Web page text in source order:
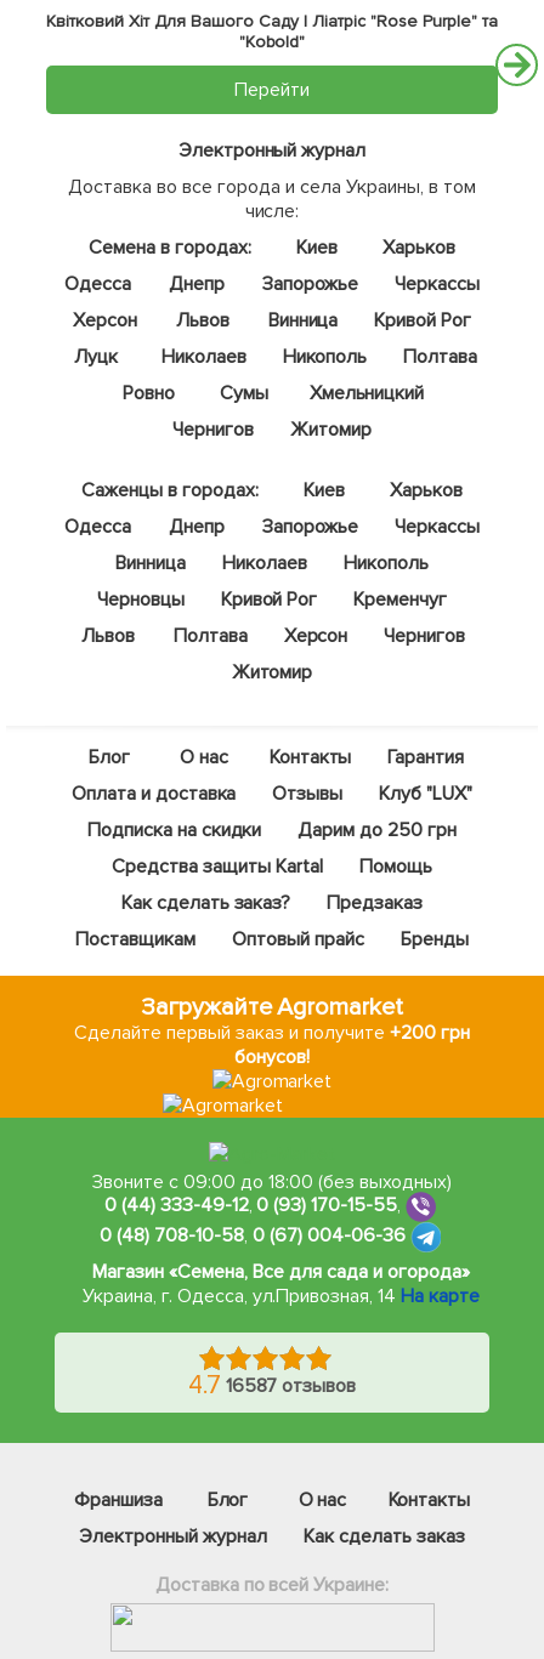
Квітковий Хіт Для Вашого Саду | Ліатріс "Rose Purple" та
"Kobold"
Перейти
Электронный журнал
Доставка во все города и села Украины, в том
числе:
Семена в городах:
Киев
Харьков
Одесса
Днепр Запорожье
Черкассы
Херсон
Львов Винница
Кривой Рог
Луцк
Николаев Никополь
Полтава
Ровно
Сумы
Хмельницкий
Чернигов
Житомир
Саженцы в городах: Киев
Харьков
Одесса
Днепр Запорожье
Черкассы
Винница
Николаев
Никополь
Черновцы
Кривой Рог
Кременчуг
Львов
Полтава Херсон
Чернигов
Житомир
Блог О нас Контакты
Гарантия
Оплата и доставка
Отзывы
Клуб "LUX"
Подписка на скидки
Дарим до 250 грн
Средства защиты Kartal
Помощь
Как сделать заказ?
Предзаказ
Поставщикам
Оптовый прайс Бренды
Загружайте Agromarket
Сделайте первый заказ и получите +200 грн
бонусов!
Звоните с 09:00 до 18:00 (без выходных)
0 (44) 333-49-12,0 (93) 170-15-55,
0 (48) 708-10-58, 0 (67) 004-06-36
Магазин «Семена, Все для сада и огорода»
Украина, г. Одесса, ул.Привозная, 14 На карте
4.7 16587 отзывов
Франшиза Блог О нас
Контакты
Электронный журнал
Как сделать заказ
Доставка по всей Украине: